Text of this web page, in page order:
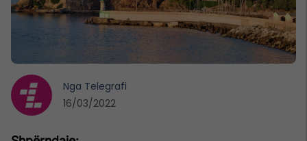
Nga Telegrafi
16/03/2022